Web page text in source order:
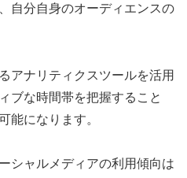
自分自身のオーディエンスの
アナリティクスツールを活用
ブな時間帯を把握すること
能になります。
シャルメディアの利用傾向は